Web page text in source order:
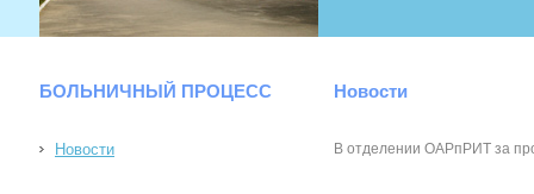
БОЛЬНИЧНЫЙ ПРОЦЕСС
Новости
Новости
В отделении ОАРпРИТ за